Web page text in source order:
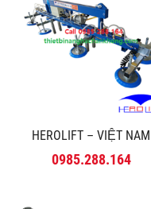
HEROLIFT – VIỆT NAM
0985.288.164